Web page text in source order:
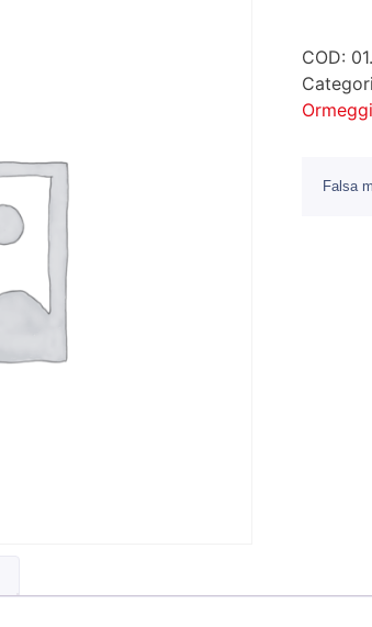
COD:
Falsa